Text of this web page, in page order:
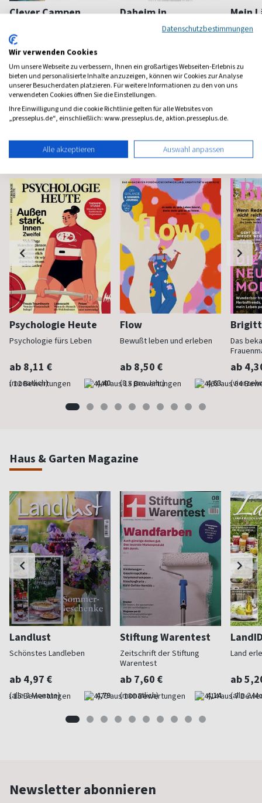
Clever Campen
ab 4,20 €
(5 x pro Jahr) 4,80
Daheim in
Deutschland
(alle 2 Monate) 4,20
Mein
Schönes
(alle 2
Frauenzeitschriften
Psychologie Heute
Psychologie fürs Leben
ab 8,11 €
(monatlich) 4,40
Flow
Bewußt leben und erleben
ab 8,50 €
(8 x pro Jahr) 4,63
Das
ab
Haus & Garten Magazine
Landlust
Schönstes Landleben
ab 4,97 €
(alle 2 Monate) 4,79
Stiftung Warentest
Zeitschrift der Stiftung
Warentest
ab 7,60 €
(monatlich) 4,14
Land
ab
(alle 2
Newsletter abonnieren
Datenschutzbestimmungen
Wir verwenden Cookies
Um unsere Webseite zu verbessern, Ihnen ein großartiges Webseiten-Erlebnis zu
bieten und personalisierte Inhalte anzuzeigen, können wir Cookies zur Analyse
unserer Besucherdaten platzieren. Für weitere Informationen zu den von uns
verwendeten Cookies öffnen Sie die Einstellungen.
Ihre Einwilligung und die cookie Richtlinie gelten für alle Websites von
„presseplus.de“, einschließlich: www.presseplus.de, aktion.presseplus.de.
Alle akzeptieren Auswahl anpassen